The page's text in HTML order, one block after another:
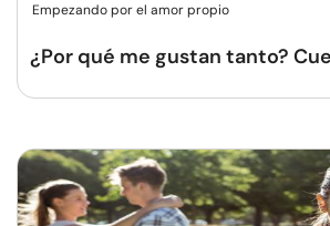
Empezando por el amor propio
¿Por qué me gustan tanto?